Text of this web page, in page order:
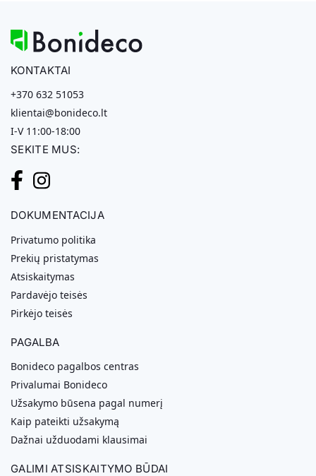
KONTAKTAI
+370 632 51053
klientai@bonideco.lt
I-V 11:00-18:00
SEKITE MUS:
DOKUMENTACIJA
Privatumo politika
Prekių pristatymas
Atsiskaitymas
Pardavėjo teisės
Pirkėjo teisės
PAGALBA
Bonideco pagalbos centras
Privalumai Bonideco
Užsakymo būsena pagal numerį
Kaip pateikti užsakymą
Dažnai užduodami klausimai
GALIMI ATSISKAITYMO BŪDAI